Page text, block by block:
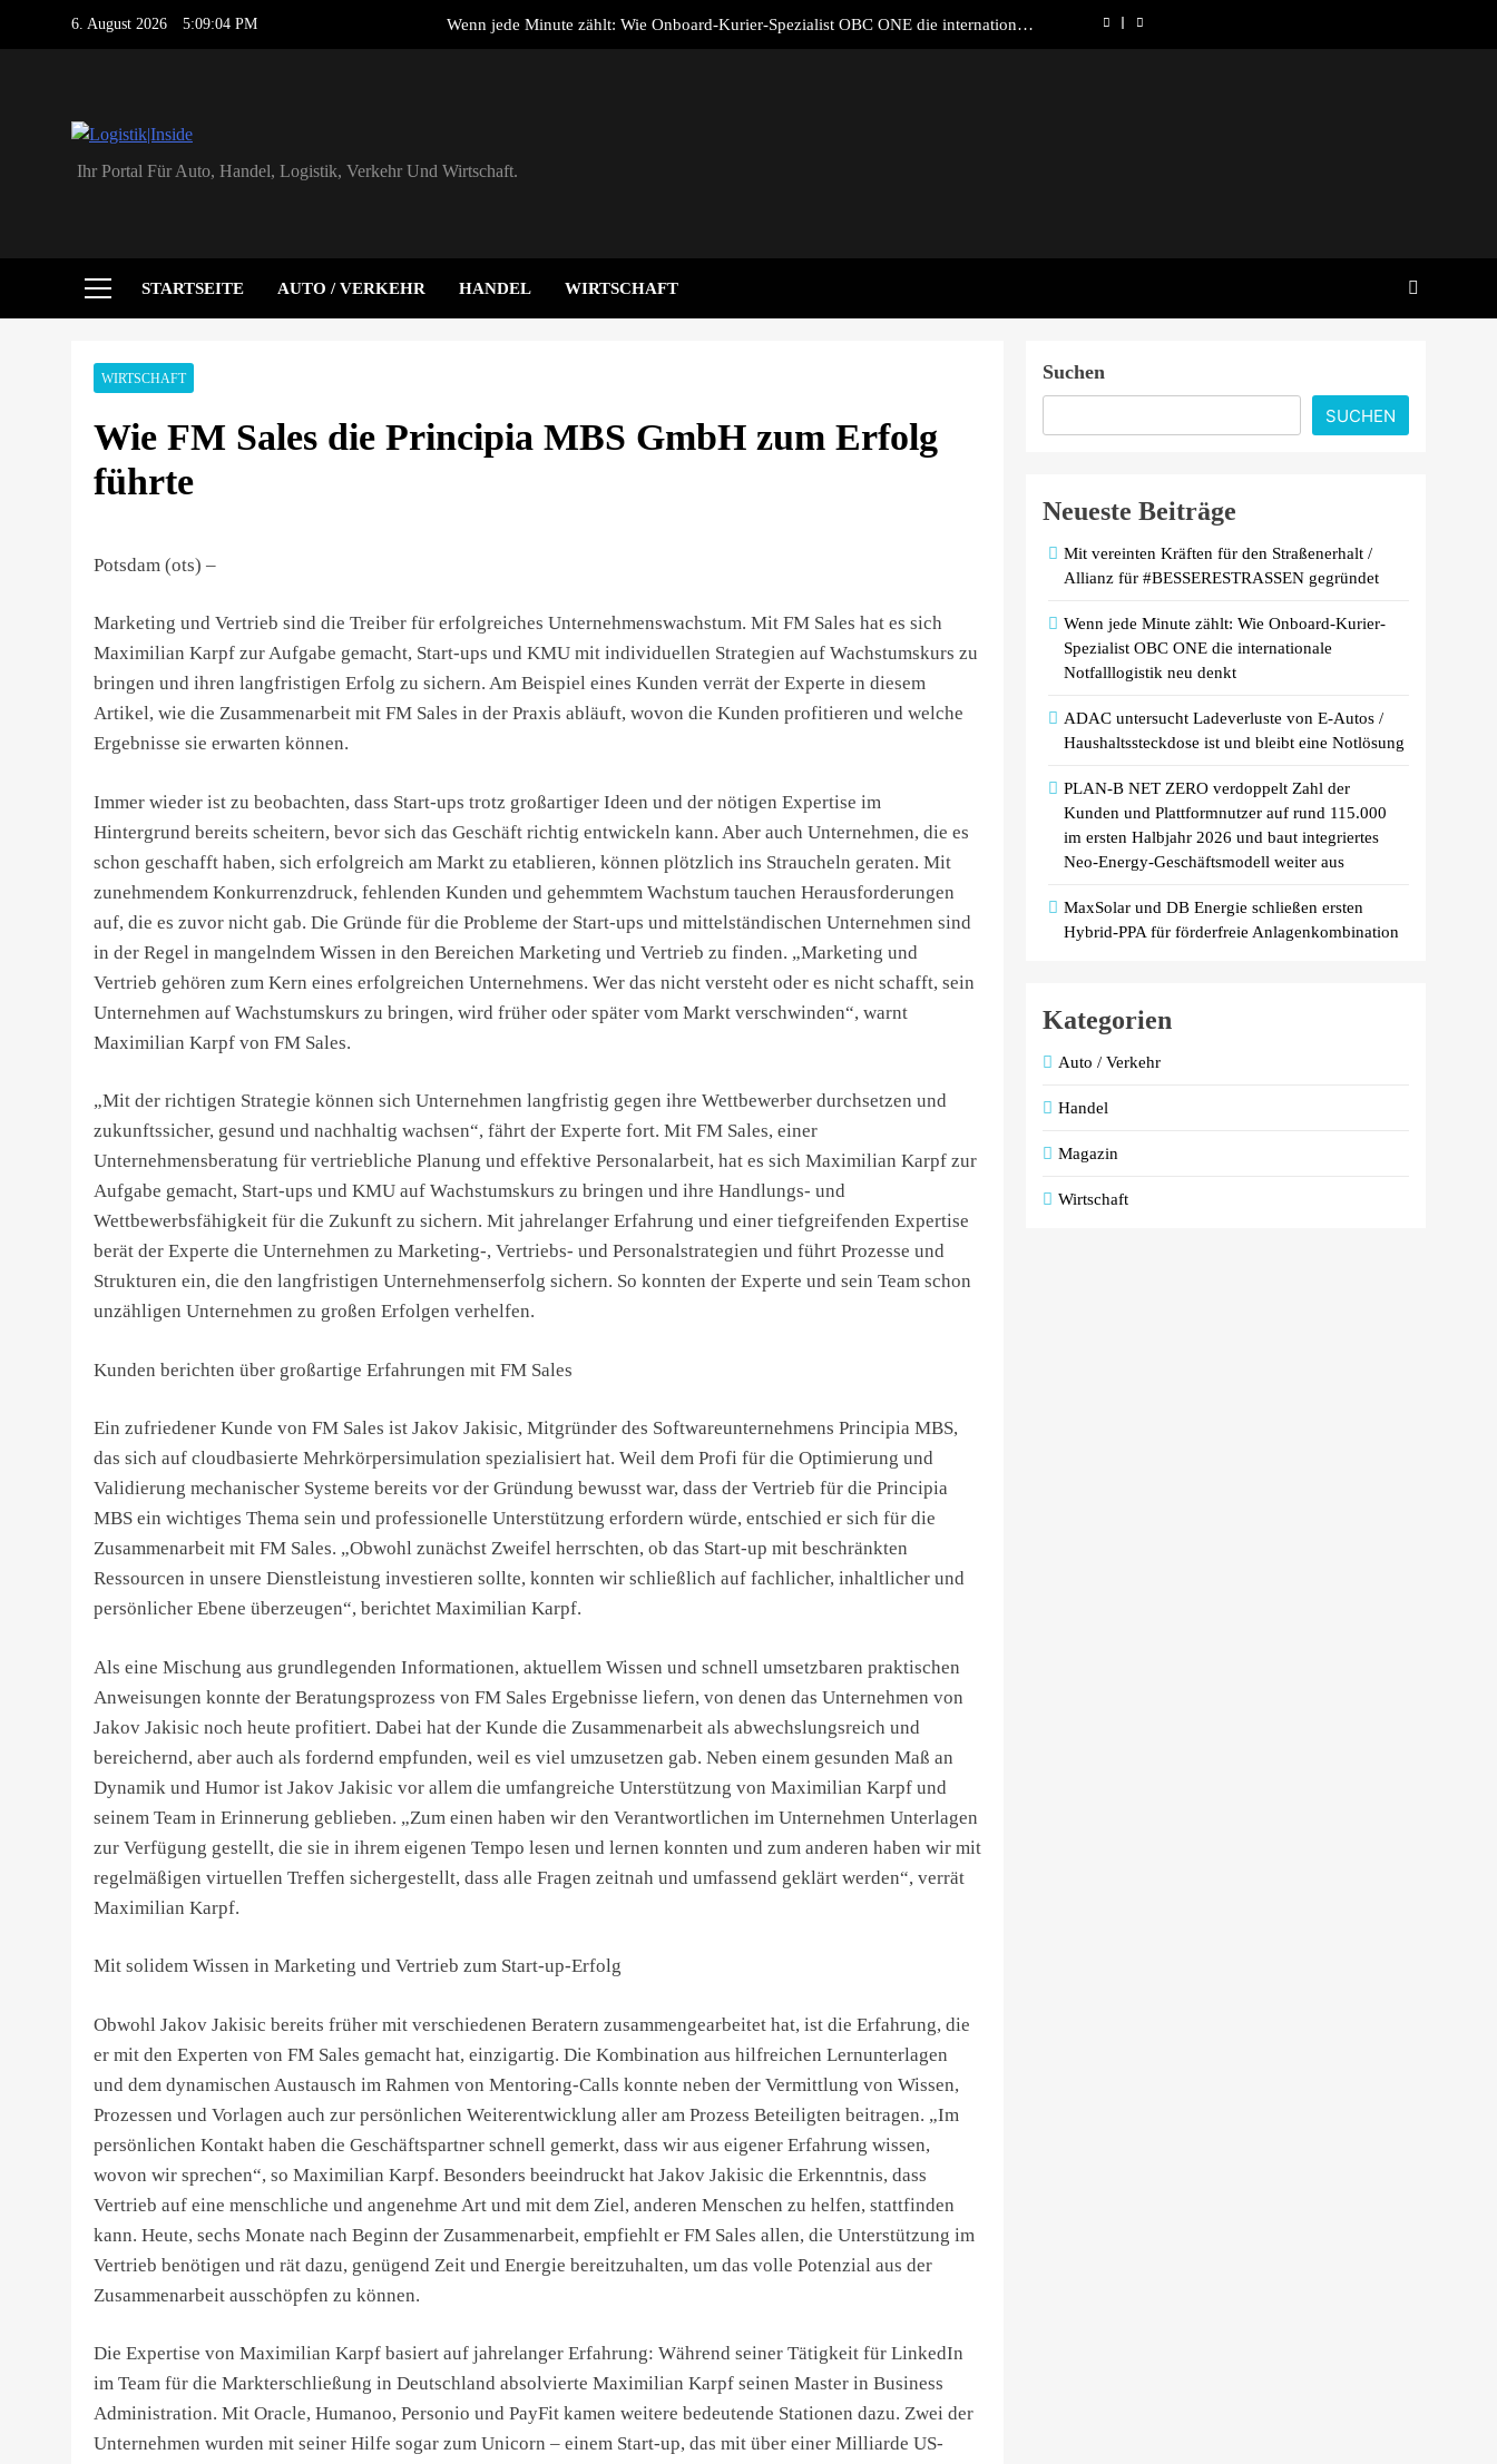
6. August 2026 5:09:05 PM
Wenn jede Minute zählt: Wie Onboard-Kurier-Spezialist OBC ONE die internationale
Mit vereinten Kräften für den Straßenerhalt / Allianz für #BESSERESTRASSEN gegründet
PLAN-B NET ZERO verdoppelt Zahl der Kunden und Plattformnutzer auf rund 115.000 im
Logistik|Inside
Ihr Portal Für Auto, Handel, Logistik, Verkehr Und Wirtschaft.
STARTSEITE AUTO / VERKEHR HANDEL WIRTSCHAFT
WIRTSCHAFT
Wie FM Sales die Principia MBS GmbH zum Erfolg
führte
Potsdam (ots) –
Marketing und Vertrieb sind die Treiber für erfolgreiches Unternehmenswachstum. Mit FM Sales hat es sich
Maximilian Karpf zur Aufgabe gemacht, Start-ups und KMU mit individuellen Strategien auf Wachstumskurs zu
bringen und ihren langfristigen Erfolg zu sichern. Am Beispiel eines Kunden verrät der Experte in diesem
Artikel, wie die Zusammenarbeit mit FM Sales in der Praxis abläuft, wovon die Kunden profitieren und welche
Ergebnisse sie erwarten können.
Immer wieder ist zu beobachten, dass Start-ups trotz großartiger Ideen und der nötigen Expertise im
Hintergrund bereits scheitern, bevor sich das Geschäft richtig entwickeln kann. Aber auch Unternehmen, die es
schon geschafft haben, sich erfolgreich am Markt zu etablieren, können plötzlich ins Straucheln geraten. Mit
zunehmendem Konkurrenzdruck, fehlenden Kunden und gehemmtem Wachstum tauchen Herausforderungen
auf, die es zuvor nicht gab. Die Gründe für die Probleme der Start-ups und mittelständischen Unternehmen sind
in der Regel in mangelndem Wissen in den Bereichen Marketing und Vertrieb zu finden. „Marketing und
Vertrieb gehören zum Kern eines erfolgreichen Unternehmens. Wer das nicht versteht oder es nicht schafft, sein
Unternehmen auf Wachstumskurs zu bringen, wird früher oder später vom Markt verschwinden“, warnt
Maximilian Karpf von FM Sales.
„Mit der richtigen Strategie können sich Unternehmen langfristig gegen ihre Wettbewerber durchsetzen und
zukunftssicher, gesund und nachhaltig wachsen“, fährt der Experte fort. Mit FM Sales, einer
Unternehmensberatung für vertriebliche Planung und effektive Personalarbeit, hat es sich Maximilian Karpf zur
Aufgabe gemacht, Start-ups und KMU auf Wachstumskurs zu bringen und ihre Handlungs- und
Wettbewerbsfähigkeit für die Zukunft zu sichern. Mit jahrelanger Erfahrung und einer tiefgreifenden Expertise
berät der Experte die Unternehmen zu Marketing-, Vertriebs- und Personalstrategien und führt Prozesse und
Strukturen ein, die den langfristigen Unternehmenserfolg sichern. So konnten der Experte und sein Team schon
unzähligen Unternehmen zu großen Erfolgen verhelfen.
Kunden berichten über großartige Erfahrungen mit FM Sales
Ein zufriedener Kunde von FM Sales ist Jakov Jakisic, Mitgründer des Softwareunternehmens Principia MBS,
das sich auf cloudbasierte Mehrkörpersimulation spezialisiert hat. Weil dem Profi für die Optimierung und
Validierung mechanischer Systeme bereits vor der Gründung bewusst war, dass der Vertrieb für die Principia
MBS ein wichtiges Thema sein und professionelle Unterstützung erfordern würde, entschied er sich für die
Zusammenarbeit mit FM Sales. „Obwohl zunächst Zweifel herrschten, ob das Start-up mit beschränkten
Ressourcen in unsere Dienstleistung investieren sollte, konnten wir schließlich auf fachlicher, inhaltlicher und
persönlicher Ebene überzeugen“, berichtet Maximilian Karpf.
Als eine Mischung aus grundlegenden Informationen, aktuellem Wissen und schnell umsetzbaren praktischen
Anweisungen konnte der Beratungsprozess von FM Sales Ergebnisse liefern, von denen das Unternehmen von
Jakov Jakisic noch heute profitiert. Dabei hat der Kunde die Zusammenarbeit als abwechslungsreich und
bereichernd, aber auch als fordernd empfunden, weil es viel umzusetzen gab. Neben einem gesunden Maß an
Dynamik und Humor ist Jakov Jakisic vor allem die umfangreiche Unterstützung von Maximilian Karpf und
seinem Team in Erinnerung geblieben. „Zum einen haben wir den Verantwortlichen im Unternehmen Unterlagen
zur Verfügung gestellt, die sie in ihrem eigenen Tempo lesen und lernen konnten und zum anderen haben wir mit
regelmäßigen virtuellen Treffen sichergestellt, dass alle Fragen zeitnah und umfassend geklärt werden“, verrät
Maximilian Karpf.
Mit solidem Wissen in Marketing und Vertrieb zum Start-up-Erfolg
Obwohl Jakov Jakisic bereits früher mit verschiedenen Beratern zusammengearbeitet hat, ist die Erfahrung, die
er mit den Experten von FM Sales gemacht hat, einzigartig. Die Kombination aus hilfreichen Lernunterlagen
und dem dynamischen Austausch im Rahmen von Mentoring-Calls konnte neben der Vermittlung von Wissen,
Prozessen und Vorlagen auch zur persönlichen Weiterentwicklung aller am Prozess Beteiligten beitragen. „Im
persönlichen Kontakt haben die Geschäftspartner schnell gemerkt, dass wir aus eigener Erfahrung wissen,
wovon wir sprechen“, so Maximilian Karpf. Besonders beeindruckt hat Jakov Jakisic die Erkenntnis, dass
Vertrieb auf eine menschliche und angenehme Art und mit dem Ziel, anderen Menschen zu helfen, stattfinden
kann. Heute, sechs Monate nach Beginn der Zusammenarbeit, empfiehlt er FM Sales allen, die Unterstützung im
Vertrieb benötigen und rät dazu, genügend Zeit und Energie bereitzuhalten, um das volle Potenzial aus der
Zusammenarbeit ausschöpfen zu können.
Die Expertise von Maximilian Karpf basiert auf jahrelanger Erfahrung: Während seiner Tätigkeit für LinkedIn
im Team für die Markterschließung in Deutschland absolvierte Maximilian Karpf seinen Master in Business
Administration. Mit Oracle, Humanoo, Personio und PayFit kamen weitere bedeutende Stationen dazu. Zwei der
Unternehmen wurden mit seiner Hilfe sogar zum Unicorn – einem Start-up, das mit über einer Milliarde US-
Suchen
SUCHEN
Neueste Beiträge
Mit vereinten Kräften für den Straßenerhalt /
Allianz für #BESSERESTRASSEN gegründet
Wenn jede Minute zählt: Wie Onboard-Kurier-
Spezialist OBC ONE die internationale
Notfalllogistik neu denkt
ADAC untersucht Ladeverluste von E-Autos /
Haushaltssteckdose ist und bleibt eine Notlösung
PLAN-B NET ZERO verdoppelt Zahl der
Kunden und Plattformnutzer auf rund 115.000
im ersten Halbjahr 2026 und baut integriertes
Neo-Energy-Geschäftsmodell weiter aus
MaxSolar und DB Energie schließen ersten
Hybrid-PPA für förderfreie Anlagenkombination
Kategorien
Auto / Verkehr
Handel
Magazin
Wirtschaft